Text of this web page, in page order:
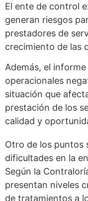
El ente de control
generan riesgos
prestadores de
crecimiento de las
Además, el
operacionales
situación que
prestación de los
calidad y
Otro de los puntos
dificultades en la
Según la
presentan niveles
de tratamientos a